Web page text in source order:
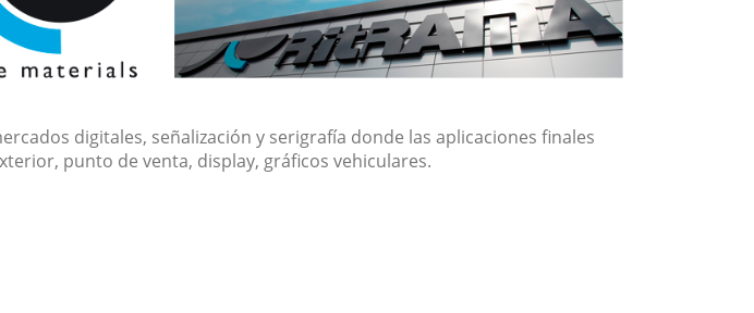
digitales, señalización y serigrafía donde las aplicaciones finales
punto de venta, display, gráficos vehiculares.